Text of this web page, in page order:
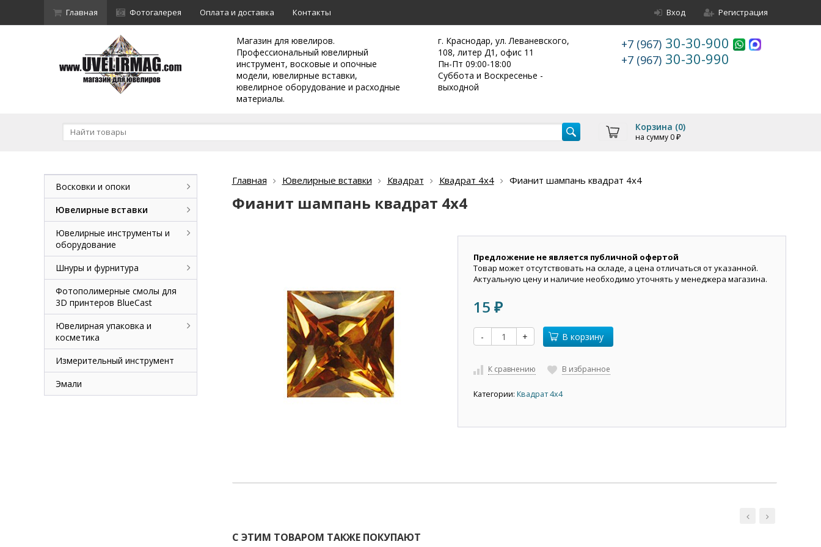
Главная Фотогалерея Оплата и доставка Контакты Вход Регистрация
Магазин для ювелиров.
Профессиональный ювелирный
инструмент, восковые и опочные
модели, ювелирные вставки,
ювелирное оборудование и расходные
материалы.
г. Краснодар, ул. Леваневского,
108, литер Д1, офис 11
Пн-Пт 09:00-18:00
Суббота и Воскресенье -
выходной
+7 (967) 30-30-900
+7 (967) 30-30-990
Корзина (0)
на сумму 0 ₽
Главная Ювелирные вставки Квадрат Квадрат 4х4 Фианит шампань квадрат 4х4
Фианит шампань квадрат 4х4
Предложение не является публичной офертой
Товар может отсутствовать на складе, а цена отличаться от указанной.
Актуальную цену и наличие необходимо уточнять у менеджера магазина.
15 ₽
- + В корзину
К сравнению В избранное
Категории: Квадрат 4х4
С ЭТИМ ТОВАРОМ ТАКЖЕ ПОКУПАЮТ
Восковки и опоки
Ювелирные вставки
Ювелирные инструменты и
оборудование
Шнуры и фурнитура
Фотополимерные смолы для
3D принтеров BlueCast
Ювелирная упаковка и
косметика
Измерительный инструмент
Эмали